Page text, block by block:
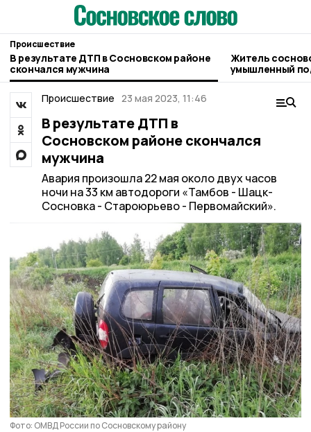
Происшествие
В результате ДТП в Сосновском районе
скончался мужчина
Житель
умышленный
односельчанки
Происшествие 23 мая 2023, 11:46
В результате ДТП в
Сосновском районе скончался
мужчина
Авария произошла 22 мая около двух часов
ночи на 33 км автодороги «Тамбов - Шацк-
Сосновка - Староюрьево - Первомайский».
Фото: ОМВД России по Сосновскому району